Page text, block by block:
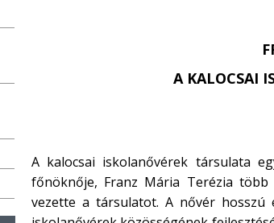
A KALOCSAI
A kalocsai iskolanővérek társulata
főnöknője, Franz Mária Terézia
vezette a társulatot. A nővér